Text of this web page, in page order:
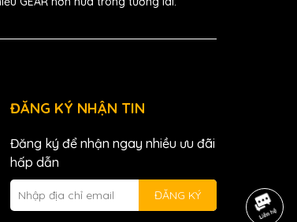
ĐĂNG KÝ NHẬN TIN
Đăng ký để nhận ngay nhiều ưu đãi
hấp dẫn
ĐĂNG KÝ